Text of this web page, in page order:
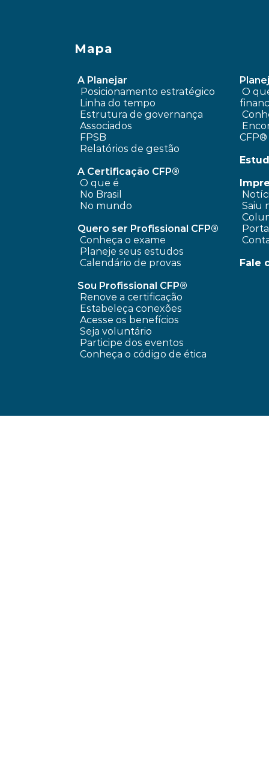
A Planejar
Posicionamento estratégico
Linha do tempo
Estrutura de governança
Associados
FPSB
Relatórios de gestão
A Certificação CFP®
O que é
No Brasil
No mundo
Quero ser Profissional CFP®
Conheça o exame
Planeje seus estudos
Calendário de provas
Sou Profissional CFP®
Renove a certificação
Estabeleça conexões
Acesse os benefícios
Seja voluntário
Participe dos eventos
Conheça o código de ética
CFP®
Saiu
Fale
Mapa